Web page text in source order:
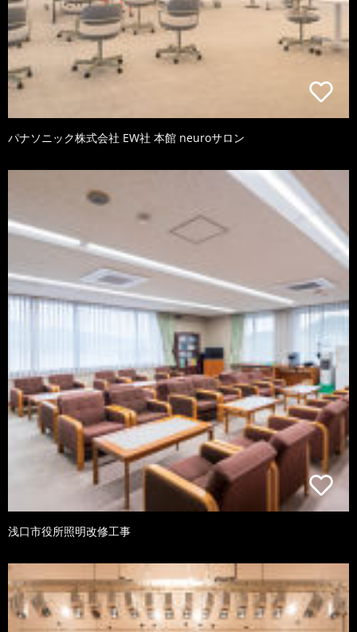
パナソニック株式会社 EW社 本館 neuroサロン
浅口市役所照明改修工事